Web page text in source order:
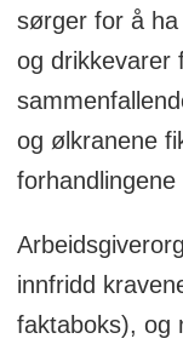
- Kravet er
lønna stiger
- Streiken
bryggerier.
-
sørger for å
og drikkevarer
og ølkranene
innfridd
faktaboks), og